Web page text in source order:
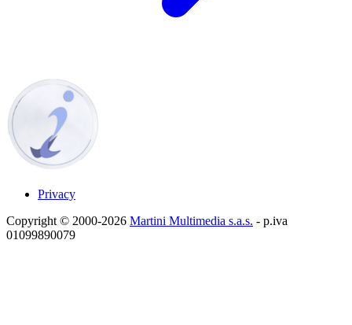
Privacy
Copyright © 2000-2026 Martini Multimedia s.a.s. - p.iva
01099890079